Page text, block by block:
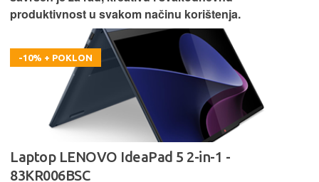
produktivnost u svakom načinu korištenja.
-10% + POKLON
Laptop LENOVO IdeaPad 5 2-in-1 -
83KR006BSC